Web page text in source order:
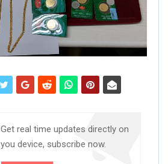
Get real time updates directly on
you device, subscribe now.